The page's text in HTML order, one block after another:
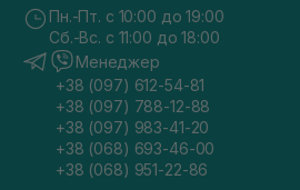
Пн.-Пт. с 10:00 до 19:00
Сб.-Вс. с 11:00 до 18:00
Менеджер
+38 (097) 612-54-81
+38 (097) 788-12-88
+38 (097) 983-41-20
+38 (068) 693-46-00
+38 (068) 951-22-86